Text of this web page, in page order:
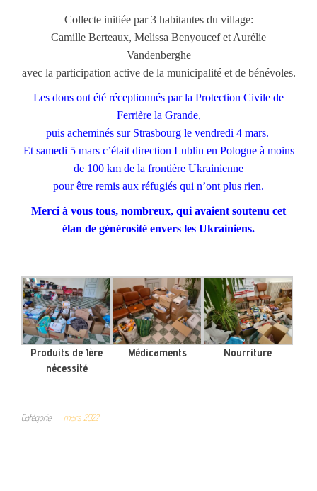
Collecte initiée par 3 habitantes du village:
Camille Berteaux, Melissa Benyoucef et Aurélie
Vandenberghe
avec la participation active de la municipalité et de bénévoles.
Les dons ont été réceptionnés par la Protection Civile de
Ferrière la Grande,
puis acheminés sur Strasbourg le vendredi 4 mars.
Et samedi 5 mars c’était direction Lublin en Pologne à moins
de 100 km de la frontière Ukrainienne
pour être remis aux réfugiés qui n’ont plus rien.
Merci à vous tous, nombreux, qui avaient soutenu cet
élan de générosité envers les Ukrainiens.
Produits de 1ère
nécessité
Médicaments Nourriture
Catégorie mars 2022